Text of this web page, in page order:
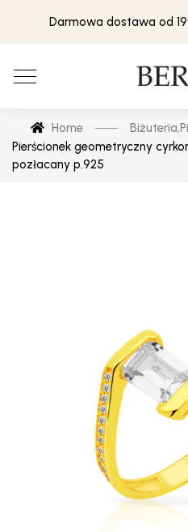
Darmowa dostawa od
Home Biżuteria,
Pierścionek geometryczny
pozłacany p.925